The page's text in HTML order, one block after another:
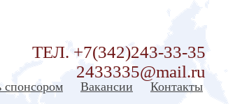
ТЕЛ. +7(342)243-33-35
2433335@mail.ru
спонсором Вакансии Контакты